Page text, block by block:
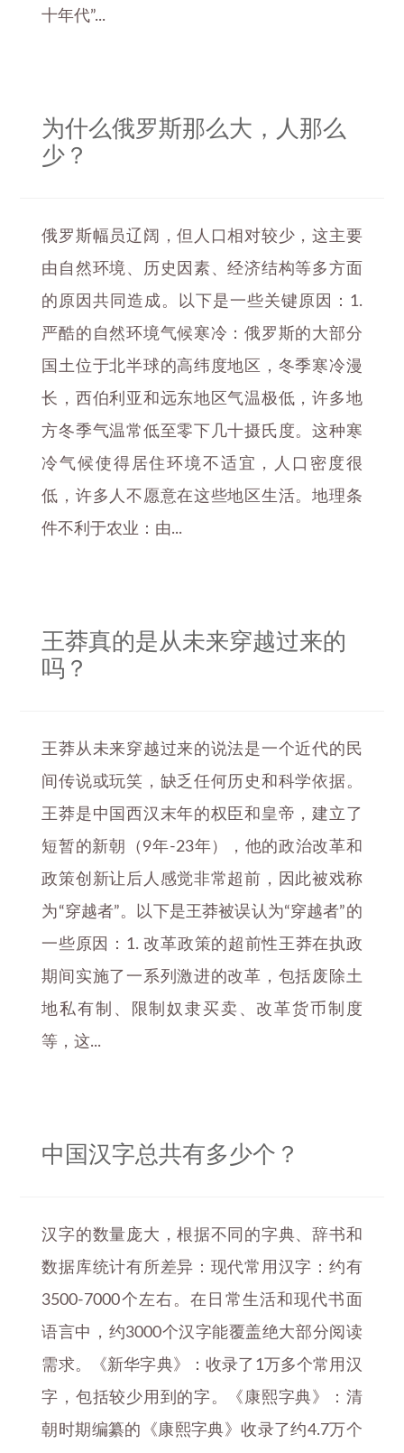
十年代”...
为什么俄罗斯那么大，人那么
少？
俄罗斯幅员辽阔，但人口相对较少，这主要
由自然环境、历史因素、经济结构等多方面
的原因共同造成。以下是一些关键原因：1.
严酷的自然环境气候寒冷：俄罗斯的大部分
国土位于北半球的高纬度地区，冬季寒冷漫
长，西伯利亚和远东地区气温极低，许多地
方冬季气温常低至零下几十摄氏度。这种寒
冷气候使得居住环境不适宜，人口密度很
低，许多人不愿意在这些地区生活。地理条
件不利于农业：由...
王莽真的是从未来穿越过来的
吗？
王莽从未来穿越过来的说法是一个近代的民
间传说或玩笑，缺乏任何历史和科学依据。
王莽是中国西汉末年的权臣和皇帝，建立了
短暂的新朝（9年-23年），他的政治改革和
政策创新让后人感觉非常超前，因此被戏称
为“穿越者”。以下是王莽被误认为“穿越者”的
一些原因：1. 改革政策的超前性王莽在执政
期间实施了一系列激进的改革，包括废除土
地私有制、限制奴隶买卖、改革货币制度
等，这...
中国汉字总共有多少个？
汉字的数量庞大，根据不同的字典、辞书和
数据库统计有所差异：现代常用汉字：约有
3500-7000个左右。在日常生活和现代书面
语言中，约3000个汉字能覆盖绝大部分阅读
需求。《新华字典》：收录了1万多个常用汉
字，包括较少用到的字。《康熙字典》：清
朝时期编纂的《康熙字典》收录了约4.7万个